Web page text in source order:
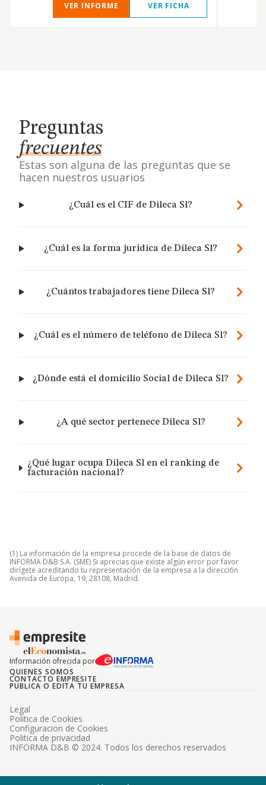
VER INFORME VER FICHA
Preguntas
frecuentes
Estas son alguna de las preguntas que se
hacen nuestros usuarios
¿Cuál es el CIF de Dileca Sl?
¿Cuál es la forma jurídica de Dileca Sl?
¿Cuántos trabajadores tiene Dileca Sl?
¿Cuál es el número de teléfono de Dileca Sl?
¿Dónde está el domicilio Social de Dileca Sl?
¿A qué sector pertenece Dileca Sl?
¿Qué lugar ocupa Dileca Sl en el ranking de
facturación nacional?
(1) La información de la empresa procede de la base de datos de
INFORMA D&B S.A. (SME) Si aprecias que existe algún error por favor
dirígete acreditando tu representación de la empresa a la dirección
Avenida de Europa, 19, 28108, Madrid.
Información ofrecida por
QUIENES SOMOS
CONTACTO EMPRESITE
PUBLICA O EDITA TU EMPRESA
INFORMA D&B © 2024. Todos los derechos reservados
Legal
Politica de Cookies
Configuracion de Cookies
Politica de privacidad